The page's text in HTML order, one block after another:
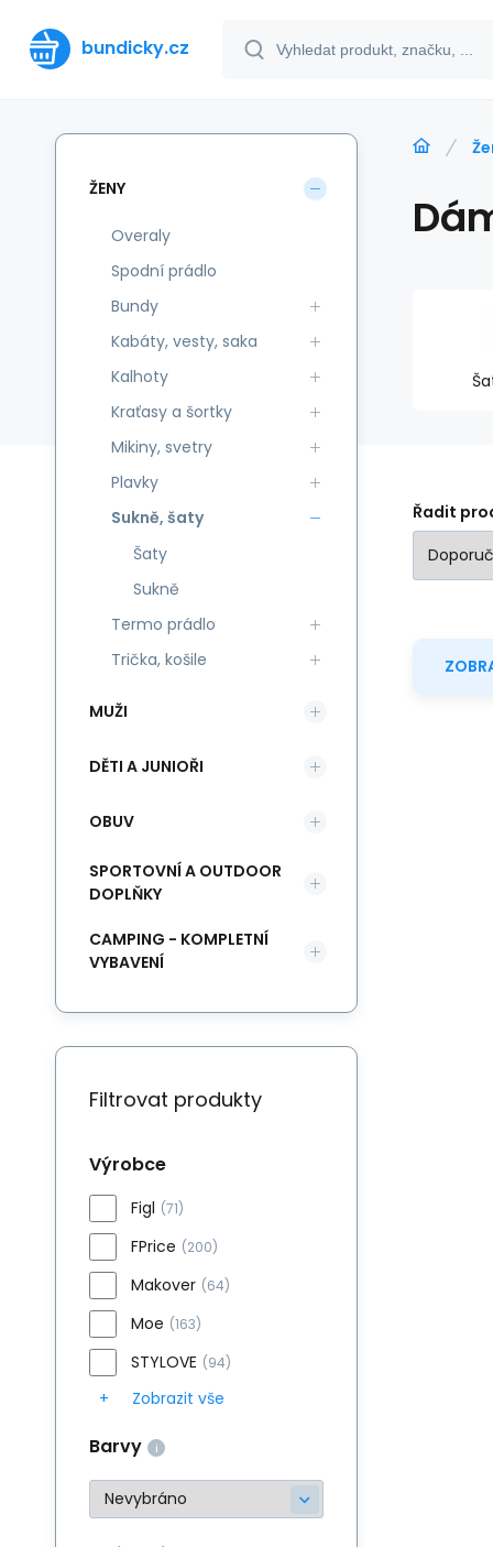
bundicky.cz
Řadit
ŽENY
Overaly
Spodní prádlo
Bundy
Kabáty, vesty, saka
Kalhoty
Kraťasy a šortky
Mikiny, svetry
Plavky
Sukně, šaty
Šaty
Sukně
Termo prádlo
Trička, košile
MUŽI
DĚTI A JUNIOŘI
OBUV
SPORTOVNÍ A OUTDOOR
DOPLŇKY
CAMPING - KOMPLETNÍ
VYBAVENÍ
Filtrovat produkty
Výrobce
Figl (71)
FPrice (200)
Makover (64)
Moe (163)
STYLOVE (94)
Zobrazit vše
Barvy